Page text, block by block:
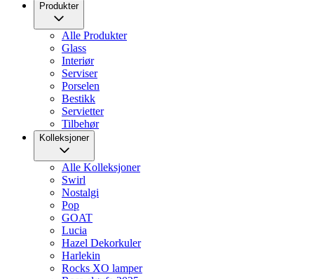
Produkter
Alle Produkter
Glass
Interiør
Serviser
Porselen
Bestikk
Servietter
Tilbehør
Kolleksjoner
Alle Kolleksjoner
Swirl
Nostalgi
Pop
GOAT
Lucia
Hazel Dekorkuler
Harlekin
Rocks XO lamper